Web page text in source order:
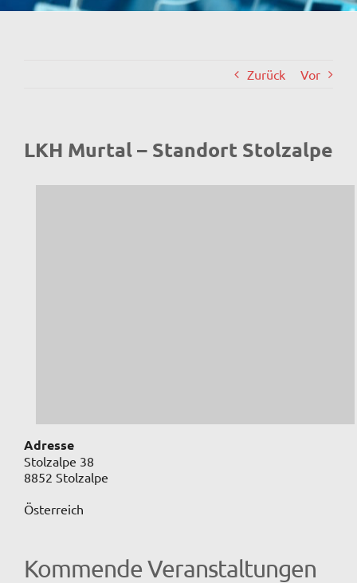
Zurück Vor
LKH Murtal – Standort Stolzalpe
Adresse
Stolzalpe 38
8852 Stolzalpe
Österreich
Kommende Veranstaltungen